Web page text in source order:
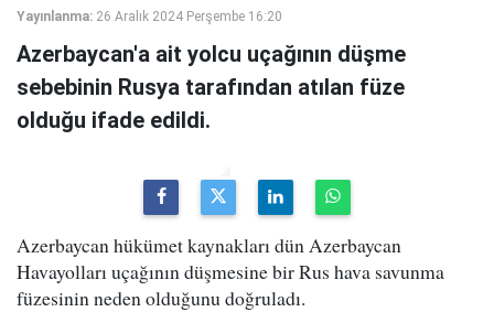
Yayınlanma: 26 Aralık 2024 Perşembe 16:20
Azerbaycan'a ait yolcu uçağının düşme
sebebinin Rusya tarafından atılan füze
olduğu ifade edildi.
Azerbaycan hükümet kaynakları dün Azerbaycan
Havayolları uçağının düşmesine bir Rus hava savunma
füzesinin neden olduğunu doğruladı.